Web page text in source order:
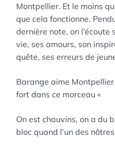
Montpellier. Et le moins
que cela fonctionne.
dernière note, on
vie, ses amours, son
quête, ses erreurs de
Barange aime
fort dans ce morceau «
On est chauvins, on a du
bloc quand l’un des